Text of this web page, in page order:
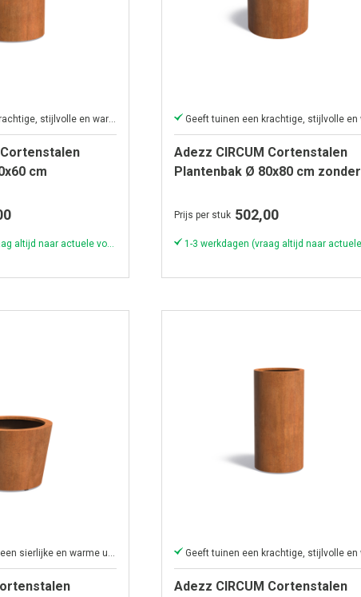
Geeft tuinen een krachtige, stijlvolle en warme uitstraling.
Cortenstalen
cm
Adezz CIRCUM Cortenstalen
Plantenbak Ø 80x80 cm zonder
Prijs per stuk 502,00
Geeft (park)tuinen een sierlijke en warme uitstraling
Adezz CIRCUM Cortenstalen